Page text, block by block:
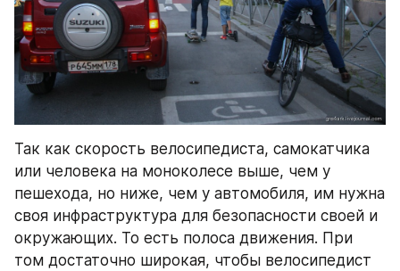
Так как скорость велосипедиста, самокатчика
или человека на моноколесе выше, чем у
пешехода, но ниже, чем у автомобиля, им нужна
своя инфраструктура для безопасности своей и
окружающих. То есть полоса движения. При
том достаточно широкая, чтобы велосипедист